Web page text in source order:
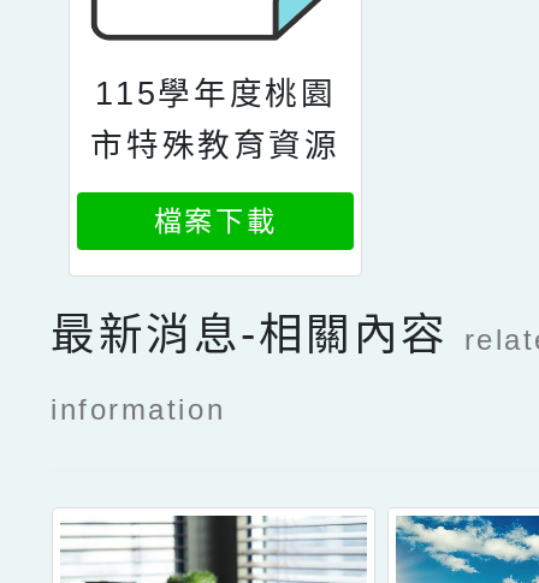
115學年度桃園
市特殊教育資源
中心專業工作人
員遴選簡章
檔案下載
最新消息-相關內容
information